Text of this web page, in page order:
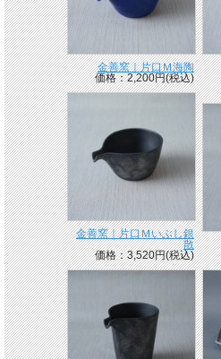
金善窯｜片口Ｍ海陶
価格：2,200円(税込)
金善窯｜片口Ｍいぶし銀
散
価格：3,520円(税込)